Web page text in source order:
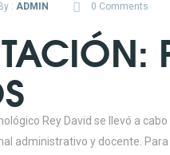
: ADMIN 0 Comments
Rey David se llevó a
administrativo y docente.